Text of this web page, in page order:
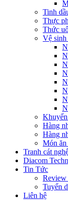
Tinh
Thực
Thức
Vệ sinh
Hàng
Hàng
Món ăn
Tranh cát
Diacom
Tin Tức
Review
Tuyển
Liên hệ